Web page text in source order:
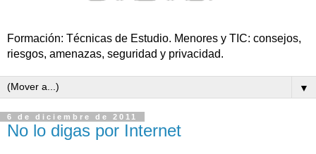
Formación: Técnicas de Estudio. Menores y TIC: consejos,
riesgos, amenazas, seguridad y privacidad.
▼
6 de diciembre de 2011
No lo digas por Internet